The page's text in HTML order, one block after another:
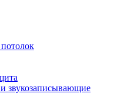
звукозаписывающие